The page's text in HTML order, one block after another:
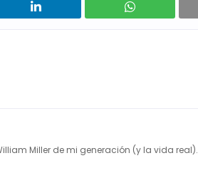
Miller de mi generación (y la vida real).